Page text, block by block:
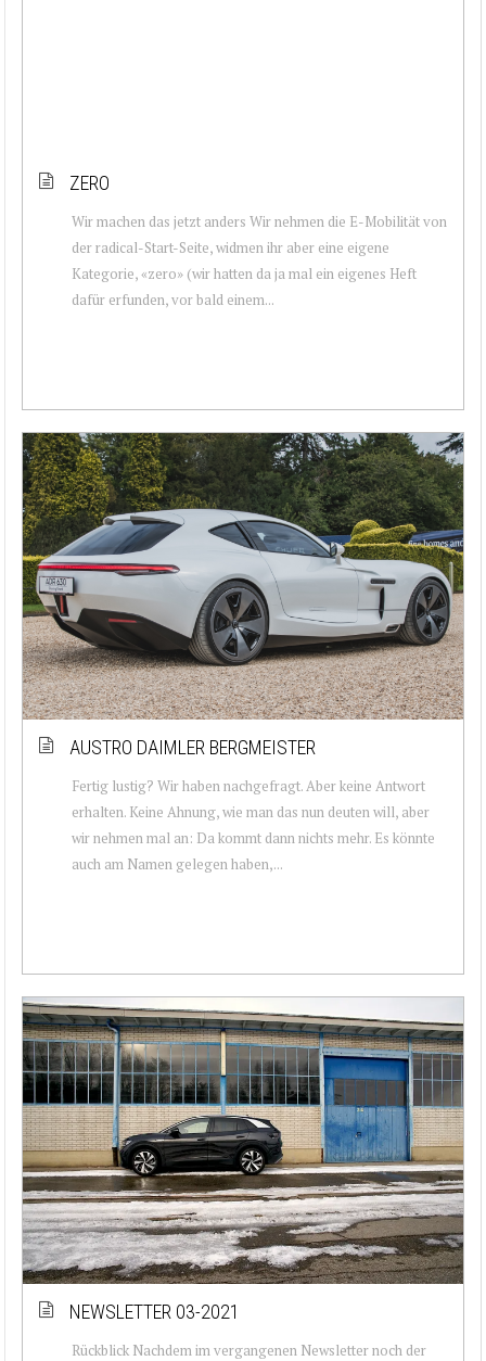
ZERO
Wir machen das jetzt anders Wir nehmen die E-Mobilität von
der radical-Start-Seite, widmen ihr aber eine eigene
Kategorie, «zero» (wir hatten da ja mal ein eigenes Heft
dafür erfunden, vor bald einem...
AUSTRO DAIMLER BERGMEISTER
Fertig lustig? Wir haben nachgefragt. Aber keine Antwort
erhalten. Keine Ahnung, wie man das nun deuten will, aber
wir nehmen mal an: Da kommt dann nichts mehr. Es könnte
auch am Namen gelegen haben,...
NEWSLETTER 03-2021
Rückblick Nachdem im vergangenen Newsletter noch der